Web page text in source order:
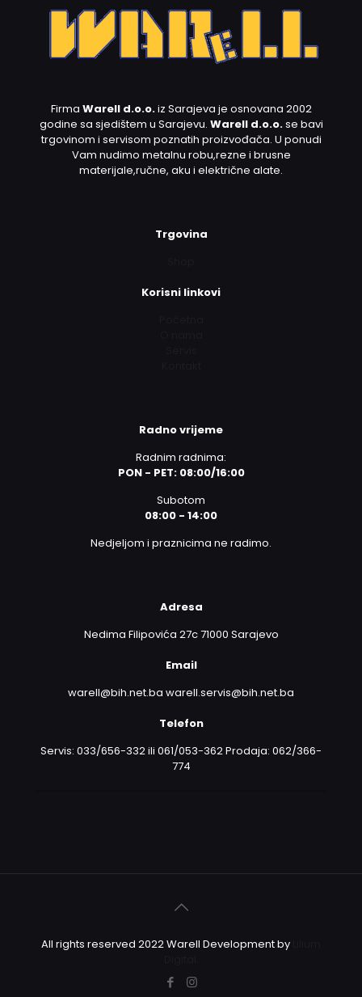
Firma Warell d.o.o.iz Sarajeva je osnovana 2002
godine sa sjedištem u Sarajevu. Warell d.o.o.se bavi
trgovinom i servisom poznatih proizvođača. U ponudi
Vam nudimo metalnu robu,rezne i brusne
materijale,ručne, aku i električne alate.
Trgovina
Korisni linkovi
Radno vrijeme
Radnim radnima:
PON - PET: 08:00/16:00
Subotom
08:00 - 14:00
Nedjeljom i praznicima ne radimo.
Adresa
Nedima Filipovića 27c 71000 Sarajevo
Email
warell@bih.net.ba warell.servis@bih.net.ba
Telefon
Servis: 033/656-332 ili 061/053-362 Prodaja: 062/366-
774
All rights reserved 2022 Warell Development by